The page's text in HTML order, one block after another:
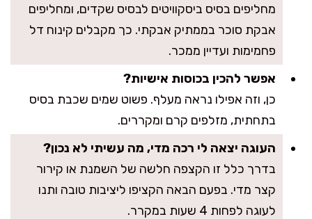
מחליפים בסיס ביסקוויטים לבסיס שקדים, ומחליפים
אבקת סוכר בממתיק אבקתי. כך מקבלים קינוח דל
פחמימות ועדיין ממכר.
אפשר להכין בכוסות אישיות?
כן, וזה אפילו נראה מעלף. פשוט שמים שכבת בסיס
בתחתית, מזלפים קרם ומקררים.
העוגה יצאה לי רכה מדי, מה עשיתי לא נכון?
בדרך כלל זו הקצפה חלשה של השמנת או קירור
קצר מדי. בפעם הבאה הקציפו ליציבות טובה ותנו
לעוגה לפחות 4 שעות במקרר.